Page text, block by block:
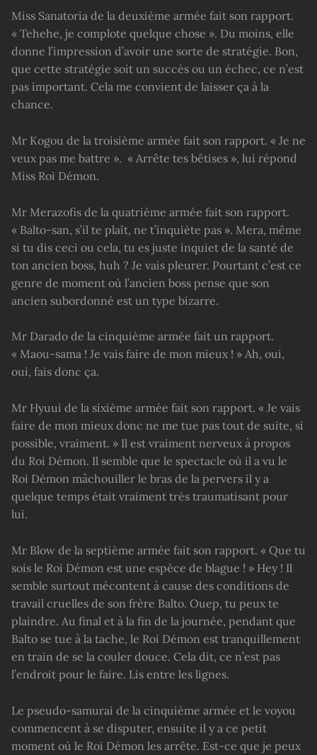
Miss Sanatoria de la deuxième armée fait son rapport.
« Tehehe, je complote quelque chose ». Du moins, elle
donne l’impression d’avoir une sorte de stratégie. Bon,
que cette stratégie soit un succès ou un échec, ce n’est
pas important. Cela me convient de laisser ça à la
chance.
Mr Kogou de la troisième armée fait son rapport. « Je ne
veux pas me battre ». « Arrête tes bêtises », lui répond
Miss Roi Démon.
Mr Merazofis de la quatrième armée fait son rapport.
« Balto-san, s’il te plaît, ne t’inquiète pas ». Mera, même
si tu dis ceci ou cela, tu es juste inquiet de la santé de
ton ancien boss, huh ? Je vais pleurer. Pourtant c’est ce
genre de moment où l’ancien boss pense que son
ancien subordonné est un type bizarre.
Mr Darado de la cinquième armée fait un rapport.
« Maou-sama ! Je vais faire de mon mieux ! » Ah, oui,
oui, fais donc ça.
Mr Hyuui de la sixième armée fait son rapport. « Je vais
faire de mon mieux donc ne me tue pas tout de suite, si
possible, vraiment. » Il est vraiment nerveux à propos
du Roi Démon. Il semble que le spectacle où il a vu le
Roi Démon mâchouiller le bras de la pervers il y a
quelque temps était vraiment très traumatisant pour
lui.
Mr Blow de la septième armée fait son rapport. « Que tu
sois le Roi Démon est une espèce de blague ! » Hey ! Il
semble surtout mécontent à cause des conditions de
travail cruelles de son frère Balto. Ouep, tu peux te
plaindre. Au final et à la fin de la journée, pendant que
Balto se tue à la tache, le Roi Démon est tranquillement
en train de se la couler douce. Cela dit, ce n’est pas
l’endroit pour le faire. Lis entre les lignes.
Le pseudo-samurai de la cinquième armée et le voyou
commencent à se disputer, ensuite il y a ce petit
moment où le Roi Démon les arrête. Est-ce que je peux